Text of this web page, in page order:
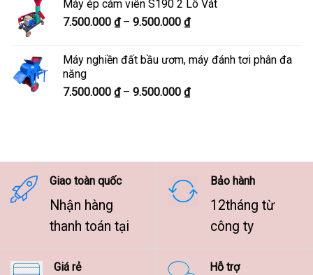
8.300.000 ₫
Máy ép cám viên S190 2 Lô Vát
7.500.000 ₫ – 9.500.000 ₫Khoảng
7.500.000 ₫
9.500.000 ₫
Máy nghiền đất bầu ươm, máy đánh tơi phân đa
năng
7.500.000 ₫ – 9.500.000 ₫Khoảng
9.500.000 ₫
Giao toàn quốc
Nhận hàng
thanh toán tại
Bảo hành
12tháng từ
công ty
Giá rẻ Hỗ trợ